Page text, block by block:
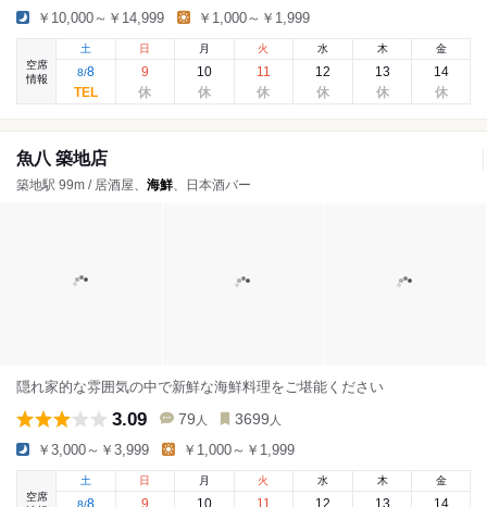
￥10,000～￥14,999 ￥1,000～￥1,999
空席
情報
土
8/8
日
9
月
10
火
11
水
12
木
13
金
14
魚八 築地店
築地駅 99m / 居酒屋、 海鮮、日本酒バー
隠れ家的な雰囲気の中で新鮮な海鮮料理をご堪能ください
3.09 79 人 3699 人
￥3,000～￥3,999 ￥1,000～￥1,999
空席
土
日 月 火 水 木 金